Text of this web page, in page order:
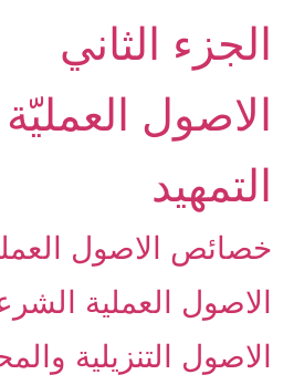
الجزء الثاني
الاصول العمليّة
التمهيد
خصائص الاصول
الاصول العملية
الاصول التنزيلية